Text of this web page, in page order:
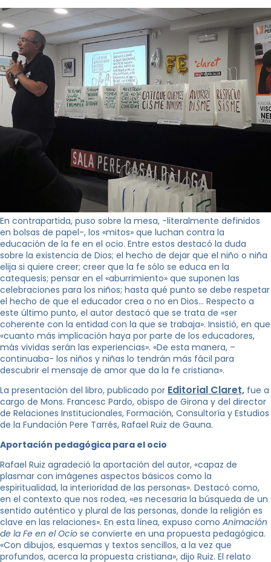
En contrapartida, puso sobre la mesa, -literalmente definidos
en bolsas de papel-, los «mitos» que luchan contra la
educación de la fe en el ocio. Entre estos destacó la duda
sobre la existencia de Dios; el hecho de dejar que el niño o niña
elija si quiere creer; creer que la fe sólo se educa en la
catequesis; pensar en el «aburrimiento» que suponen las
celebraciones para los niños; hasta qué punto se debe respetar
el hecho de que el educador crea o no en Dios… Respecto a
este último punto, el autor destacó que se trata de «ser
coherente con la entidad con la que se trabaja». Insistió, en que
«cuanto más implicación haya por parte de los educadores,
más vividas serán las experiencias». «De esta manera, –
continuaba- los niños y niñas lo tendrán más fácil para
descubrir el mensaje de amor que da la fe cristiana».
La presentación del libro, publicado por Editorial Claret, fue a
cargo de Mons. Francesc Pardo, obispo de Girona y del director
de Relaciones Institucionales, Formación, Consultoría y Estudios
de la Fundación Pere Tarrés, Rafael Ruiz de Gauna.
Aportación pedagógica para el ocio
Rafael Ruiz agradeció la aportación del autor, «capaz de
plasmar con imágenes aspectos básicos como la
espiritualidad, la interioridad de las personas». Destacó como,
en el contexto que nos rodea, «es necesaria la búsqueda de un
sentido auténtico y plural de las personas, donde la religión es
clave en las relaciones». En esta línea, expuso como Animación
de la Fe en el Ocio se convierte en una propuesta pedagógica.
«Con dibujos, esquemas y textos sencillos, a la vez que
profundos, acerca la propuesta cristiana», dijo Ruiz. El relato